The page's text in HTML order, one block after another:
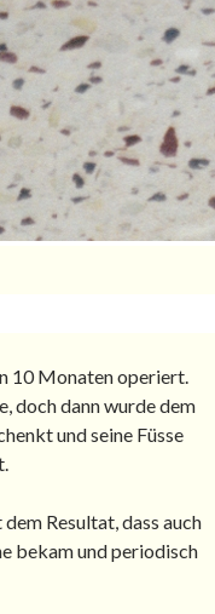
10 Monaten operiert.
doch dann wurde dem
und seine Füsse
Resultat, dass auch
bekam und periodisch